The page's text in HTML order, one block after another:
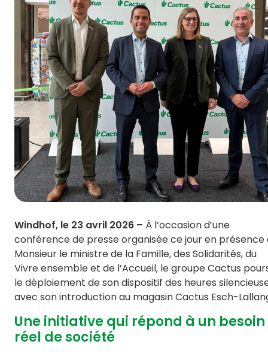
Windhof, le 23 avril 2026 – À l’occasion d’une
conférence de presse organisée ce jour en présence
Monsieur le ministre de la Famille, des Solidarités, du
Vivre ensemble et de l’Accueil, le groupe Cactus
le déploiement de son dispositif des heures
avec son introduction au magasin Cactus Esch-
Une initiative qui répond à un besoin
réel de société